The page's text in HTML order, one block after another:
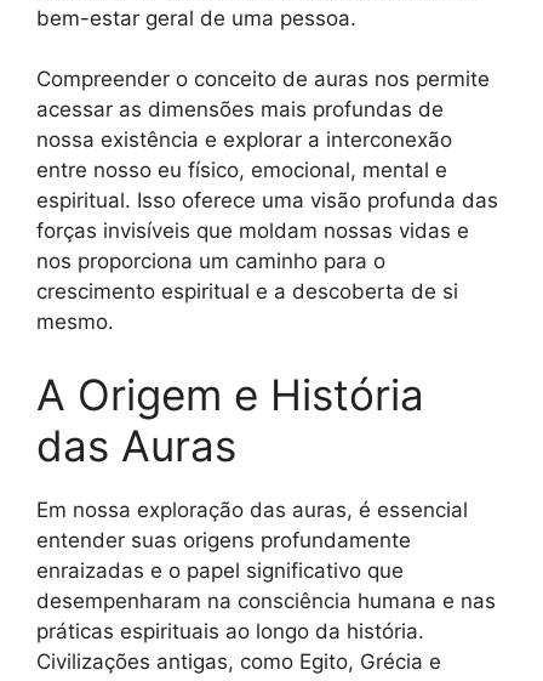
bem-estar geral de uma pessoa.
Compreender o conceito de auras nos permite
acessar as dimensões mais profundas de
nossa existência e explorar a interconexão
entre nosso eu físico, emocional, mental e
espiritual. Isso oferece uma visão profunda das
forças invisíveis que moldam nossas vidas e
nos proporciona um caminho para o
crescimento espiritual e a descoberta de si
mesmo.
A Origem e História
das Auras
Em nossa exploração das auras, é essencial
entender suas origens profundamente
enraizadas e o papel significativo que
desempenharam na consciência humana e nas
práticas espirituais ao longo da história.
Civilizações antigas, como Egito, Grécia e